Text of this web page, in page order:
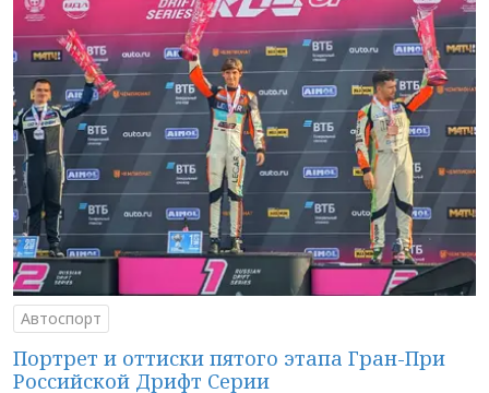
Автоспорт
Портрет и оттиски пятого этапа Гран-При
Российской Дрифт Серии